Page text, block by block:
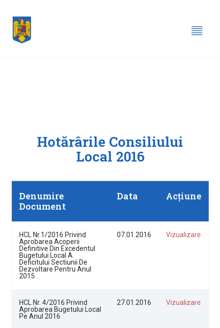
Hotărârile Consiliului
Local 2016
Denumire
Document
Data Acțiune
HCL Nr.1/2016 Privind
Aprobarea Acoperii
Definitive Din Excedentul
Bugetului Local A
Deficitului Sectiunii De
Dezvoltare Pentru Anul
2015
07.01.2016 Vizualizare
HCL Nr. 4/2016 Privind
Aprobarea Bugetului Local
Pe Anul 2016
27.01.2016 Vizualizare